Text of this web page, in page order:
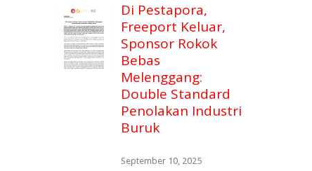
Di Pestapora,
Freeport Keluar,
Sponsor Rokok
Bebas
Melenggang:
Double Standard
Penolakan Industri
Buruk
September 10, 2025